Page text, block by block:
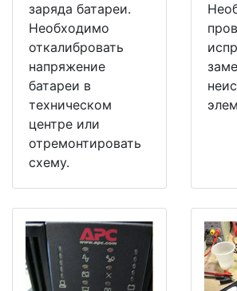
заряда батареи.
Необходимо
откалибровать
напряжение
батареи в
техническом
центре или
отремонтировать
схему.